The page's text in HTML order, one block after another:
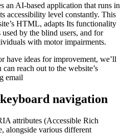
an AI-based application that runs in
accessibility level constantly. This
HTML, adapts Its functionality
by the blind users, and for
with motor impairments.
have ideas for improvement, we’ll
reach out to the website’s
email
navigation
attributes (Accessible Rich
alongside various different